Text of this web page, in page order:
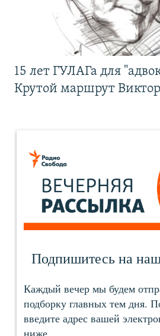
15 лет ГУЛАГа для
Крутой маршрут